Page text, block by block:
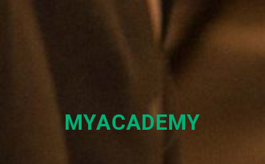
MYACADEMY